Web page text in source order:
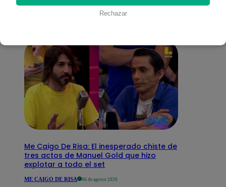
interesar
Me Caigo De Risa: El inesperado chiste de
tres actos de Manuel Gold que hizo
explotar a todo el set
ME CAIGO DE RISA 06 de agosto 2026
Rechazar